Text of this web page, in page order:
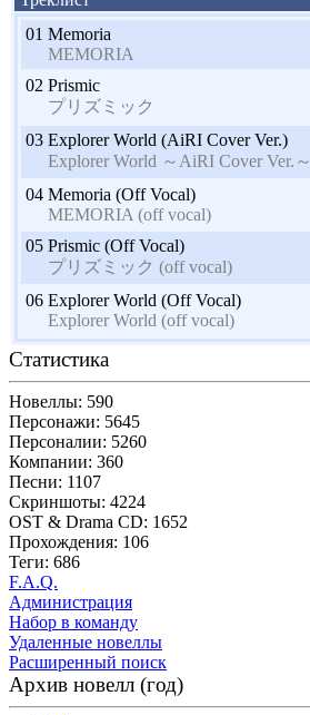
01 Memoria
MEMORIA
02 Prismic
プリズミック
03 Explorer World (AiRI Cover Ver.)
Explorer World ～AiRI Cover Ver.～
04 Memoria (Off Vocal)
MEMORIA (off vocal)
05 Prismic (Off Vocal)
プリズミック (off vocal)
06 Explorer World (Off Vocal)
Explorer World (off vocal)
Статистика
Новеллы: 590
Персонажи: 5645
Персоналии: 5260
Компании: 360
Песни: 1107
Скриншоты: 4224
OST & Drama CD: 1652
Прохождения: 106
Теги: 686
F.A.Q.
Администрация
Набор в команду
Удаленные новеллы
Расширенный поиск
Архив новелл (год)